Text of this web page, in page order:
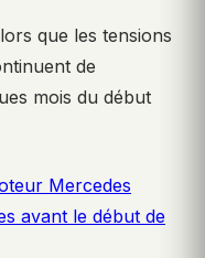
que les tensions
de
mois du début
Mercedes
avant le début de